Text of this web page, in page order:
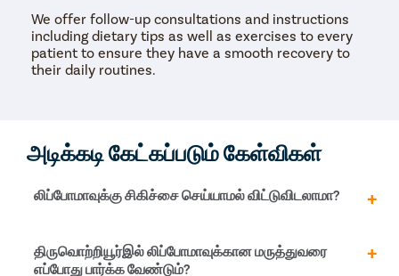
We offer follow-up consultations and instructions
including dietary tips as well as exercises to every
patient to ensure they have a smooth recovery to
their daily routines.
அடிக்கடி கேட்கப்படும் கேள்விகள்
லிப்போமாவுக்கு சிகிச்சை செய்யாமல் விட்டுவிடலாமா?
இல்லை. லிபோமா தீங்கற்றது, புற்றுநோயை ஏற்படுத்தாது
என்றாலும், சிகிச்சை அளிக்காமல் விட்டுவிடக் கூடாது.
திருவொற்றியூர்இல் லிப்போமாவுக்கான மருத்துவரை
எப்போது பார்க்க வேண்டும்?